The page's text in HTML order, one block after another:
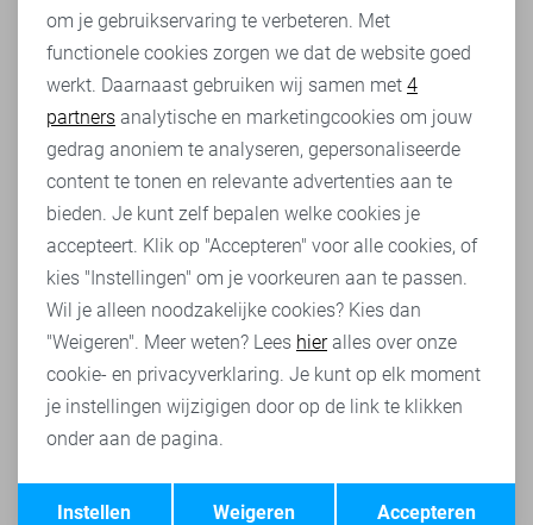
Personalisatie cookies
Analytische cookies
Marketing cookies
Terug Opslaan
om je gebruikservaring te verbeteren. Met
functionele cookies zorgen we dat de website goed
werkt. Daarnaast gebruiken wij samen met 4
partners analytische en marketingcookies om jouw
gedrag anoniem te analyseren, gepersonaliseerde
content te tonen en relevante advertenties aan te
bieden. Je kunt zelf bepalen welke cookies je
accepteert. Klik op "Accepteren" voor alle cookies, of
kies "Instellingen" om je voorkeuren aan te passen.
Wil je alleen noodzakelijke cookies? Kies dan
"Weigeren". Meer weten? Lees hieralles over onze
cookie- en privacyverklaring. Je kunt op elk moment
je instellingen wijzigigen door op de link te klikken
onder aan de pagina.
Accepteren
Weigeren
Instellen